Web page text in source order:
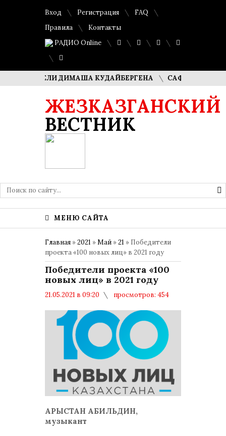
Вход Регистрация
FAQ
Правила
Контакты
РАДИО Online
РОДИТЕЛИ ДИМАША КУДАЙБЕРГЕНА САФУАН
ЖЕЗКАЗГАНСКИЙ
ВЕСТНИК
МЕНЮ САЙТА
Главная »2021 »Май »21 » Победители
проекта «100 новых лиц» в 2021 году
Победители проекта «100
новых лиц» в 2021 году
21.05.2021 в 09:20
просмотров: 454
30 ЛЕТ НЕЗАВИСИМОСТИ РК
АРЫСТАН АБИЛЬДИН,
музыкант